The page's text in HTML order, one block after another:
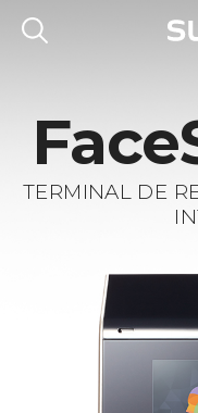
TERMINAL DE